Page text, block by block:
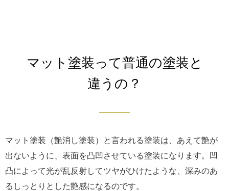
マット塗装って普通の塗装と
違うの？
マット塗装（艶消し塗装）と言われる塗装は、あえて艶が
出ないように、表面を凸凹させている塗装になります。凹
凸によって光が乱反射してツヤがひけたような、深みのあ
るしっとりとした艶感になるのです。